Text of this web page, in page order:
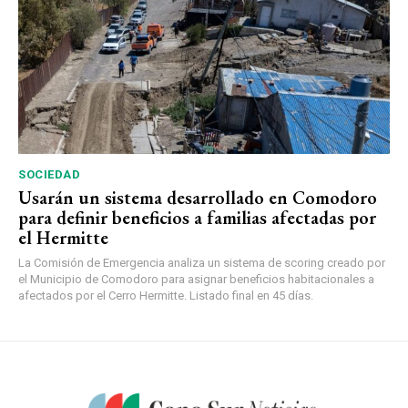
SOCIEDAD
Usarán un sistema desarrollado en Comodoro
para definir beneficios a familias afectadas por
el Hermitte
La Comisión de Emergencia analiza un sistema de scoring creado por
el Municipio de Comodoro para asignar beneficios habitacionales a
afectados por el Cerro Hermitte. Listado final en 45 días.